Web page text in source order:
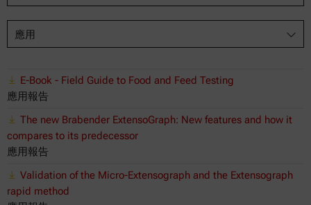
應用
E-Book - Field Guide to Food and Feed Testing
應用報告
The new Brabender ExtensoGraph: New features and how it
compares to its predecessor
應用報告
Validation of the Micro-Extensograph and the Extensograph
rapid method